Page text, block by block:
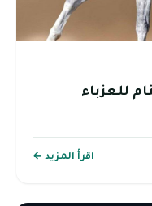
للعزباء
اقرأ المزيد ←